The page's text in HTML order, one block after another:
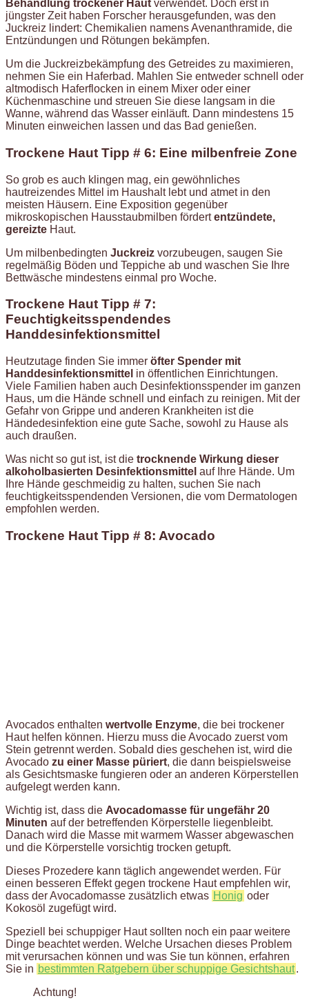
Behandlung trockener Haut verwendet. Doch erst in
jüngster Zeit haben Forscher herausgefunden, was den
Juckreiz lindert: Chemikalien namens Avenanthramide, die
Entzündungen und Rötungen bekämpfen.
Um die Juckreizbekämpfung des Getreides zu maximieren,
nehmen Sie ein Haferbad. Mahlen Sie entweder schnell oder
altmodisch Haferflocken in einem Mixer oder einer
Küchenmaschine und streuen Sie diese langsam in die
Wanne, während das Wasser einläuft. Dann mindestens 15
Minuten einweichen lassen und das Bad genießen.
Trockene Haut Tipp # 6: Eine milbenfreie Zone
So grob es auch klingen mag, ein gewöhnliches
hautreizendes Mittel im Haushalt lebt und atmet in den
meisten Häusern. Eine Exposition gegenüber
mikroskopischen Hausstaubmilben fördertentzündete,
gereizte Haut.
Um milbenbedingten Juckreiz vorzubeugen, saugen Sie
regelmäßig Böden und Teppiche ab und waschen Sie Ihre
Bettwäsche mindestens einmal pro Woche.
Trockene Haut Tipp # 7:
Feuchtigkeitsspendendes
Handdesinfektionsmittel
Heutzutage finden Sie immer öfter Spender mit
Handdesinfektionsmittel in öffentlichen Einrichtungen.
Viele Familien haben auch Desinfektionsspender im ganzen
Haus, um die Hände schnell und einfach zu reinigen. Mit der
Gefahr von Grippe und anderen Krankheiten ist die
Händedesinfektion eine gute Sache, sowohl zu Hause als
auch draußen.
Was nicht so gut ist, ist die trocknende Wirkung dieser
alkoholbasierten Desinfektionsmittel auf Ihre Hände. Um
Ihre Hände geschmeidig zu halten, suchen Sie nach
feuchtigkeitsspendenden Versionen, die vom Dermatologen
empfohlen werden.
Trockene Haut Tipp # 8: Avocado
Avocados enthalten wertvolle Enzyme, die bei trockener
Haut helfen können. Hierzu muss die Avocado zuerst vom
Stein getrennt werden. Sobald dies geschehen ist, wird die
Avocado zu einer Masse püriert, die dann beispielsweise
als Gesichtsmaske fungieren oder an anderen Körperstellen
aufgelegt werden kann.
Wichtig ist, dass die Avocadomasse für ungefähr 20
Minuten auf der betreffenden Körperstelle liegenbleibt.
Danach wird die Masse mit warmem Wasser abgewaschen
und die Körperstelle vorsichtig trocken getupft.
Dieses Prozedere kann täglich angewendet werden. Für
einen besseren Effekt gegen trockene Haut empfehlen wir,
dass der Avocadomasse zusätzlich etwas Honig oder
Kokosöl zugefügt wird.
Speziell bei schuppiger Haut sollten noch ein paar weitere
Dinge beachtet werden. Welche Ursachen dieses Problem
mit verursachen können und was Sie tun können, erfahren
Sie in bestimmten Ratgebern über schuppige Gesichtshaut.
Achtung!